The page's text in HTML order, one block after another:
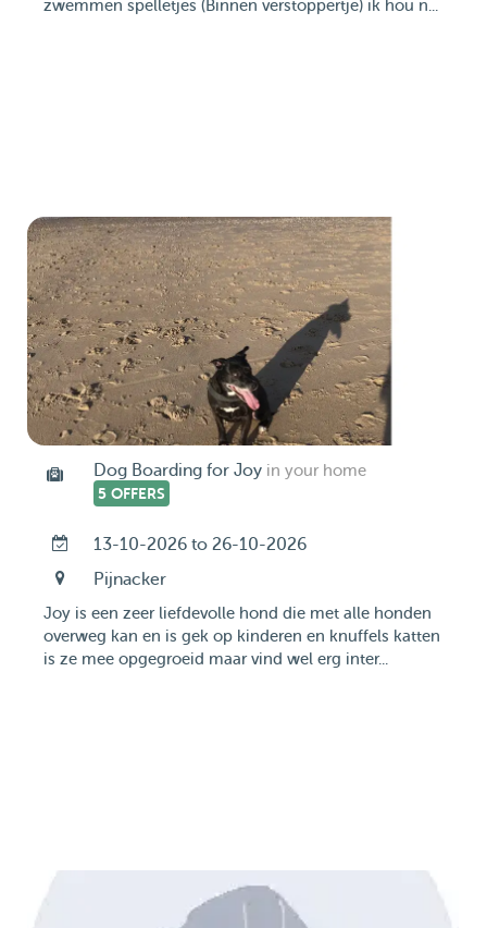
zwemmen spelletjes (Binnen verstoppertje) ik hou n...
Dog Boarding for Joy in your home
5 OFFERS
13-10-2026 to 26-10-2026
Pijnacker
Joy is een zeer liefdevolle hond die met alle honden
overweg kan en is gek op kinderen en knuffels katten
is ze mee opgegroeid maar vind wel erg inter...